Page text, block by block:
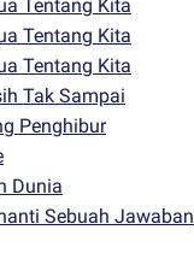
Tentang Kita
Tentang Kita
Tentang Kita
Tak Sampai
Penghibur
Dunia
Sebuah Jawaban